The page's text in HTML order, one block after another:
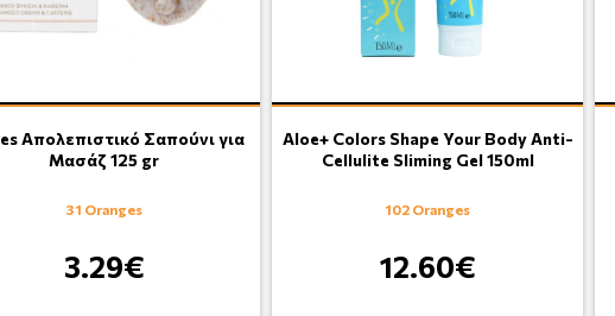
Απολεπιστικό Σαπούνι για
Μασάζ 125 gr
31 Oranges
3.29€
Aloe+ Colors Shape Your Body Anti-
Cellulite Sliming Gel 150ml
102 Oranges
12.60€